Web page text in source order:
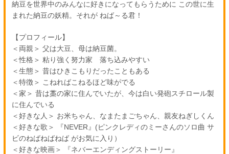
納豆を世界中のみんなに好きになってもらうために この世に生
まれた納豆の妖精。それが ねば～る君！
【プロフィール】
＜両親＞ 父は大豆、母は納豆菌。
＜性格＞ 粘り強く努力家 落ち込みやすい
＜生態＞ 昔はひきこもりだったこともある
＜特徴＞ こねればこねるほど味がでる
＜家＞ 昔は藁の家に住んでいたが、今は白い発砲スチロール製
に住んでいる
＜好きな人＞ お米ちゃん、なまたまごちゃん、親友ねぎしくん
＜好きな歌＞ 『NEVER』(ピンクレディのミーさんのソロ曲 サ
ビのねばねばねば がお気に入り）
＜好きな映画＞ 『ネバーエンディングストーリー』